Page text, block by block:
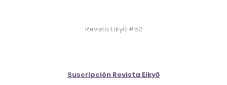
Revista Eikyō #52
Suscripción Revista Eikyō